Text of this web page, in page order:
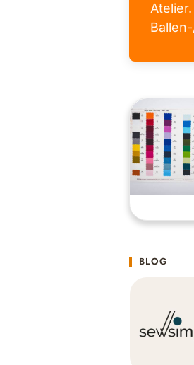
BLOG